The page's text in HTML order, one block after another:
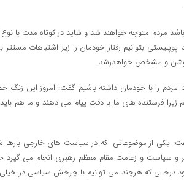
مردم متوجه خواهند شد و شاید در کوتاه مدت با نوع
بتوانیم رفتار خودمان را زیر اشتباهات مستتر
روشن و مشخص خواهدرشد.
مردم را با خودمان داشته باشیم گفت: امروز این
فرستنده های ما با دقت پیام می دهند و ما هم باید
یکی از موضوعاتی که در سیاست های خارجی بارها
سیاست و زعامت مقام معظم رهبری انجام می گیرد
که هرچند می توانیم با چرخش سیاسی در خیلی